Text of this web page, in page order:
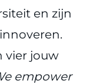
en zijn
vier jouw
empower